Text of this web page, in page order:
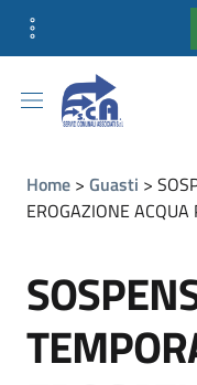
Home Guasti
EROGAZIONE ACQUA